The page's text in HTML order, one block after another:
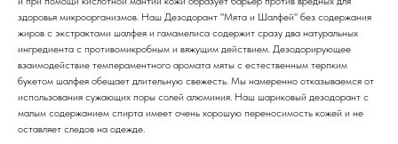
здоровья микроорганизмов. Наш Дезодорант "Мята и Шалфей" без содержания
жиров с экстрактами шалфея и гамамелиса содержит сразу два натуральных
ингредиента с противомикробным и вяжущим действием. Дезодорирующее
взаимодействие темпераментного аромата мяты с естественным терпким
букетом шалфея обещает длительную свежесть. Мы намеренно отказываемся от
использования сужающих поры солей алюминия. Наш шариковый дезодорант с
малым содержанием спирта имеет очень хорошую переносимость кожей и не
оставляет следов на одежде.